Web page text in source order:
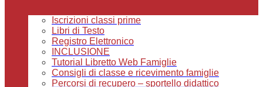
Iscrizioni classi prime
Libri di Testo
Registro Elettronico
INCLUSIONE
Tutorial Libretto Web Famiglie
Consigli di classe e ricevimento famiglie
Percorsi di recupero – sportello didattico